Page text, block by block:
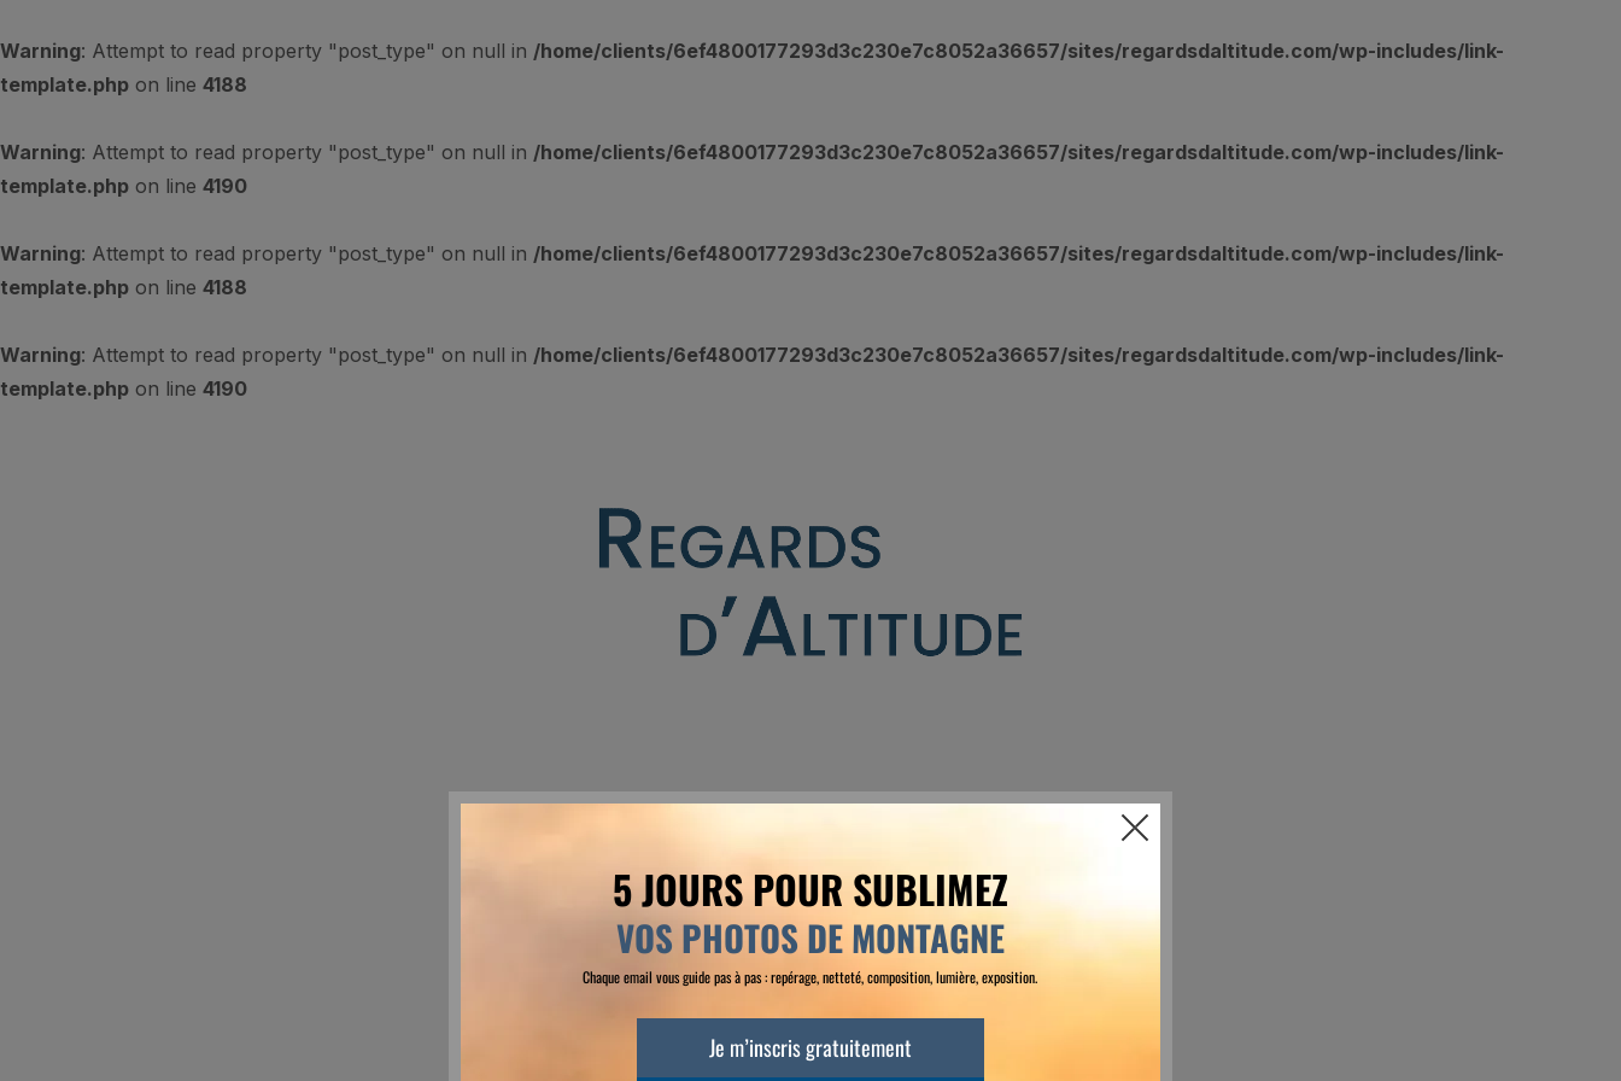
Warning: Attempt to read property "post_type" on null in /home/clients/6ef4800177293d3c230e7c8052a36657/sites/regardsdaltitude.com/wp-includes/link-
template.php on line 4188
Warning: Attempt to read property "post_type" on null in /home/clients/6ef4800177293d3c230e7c8052a36657/sites/regardsdaltitude.com/wp-includes/link-
template.php on line 4190
Warning: Attempt to read property "post_type" on null in /home/clients/6ef4800177293d3c230e7c8052a36657/sites/regardsdaltitude.com/wp-includes/link-
template.php on line 4188
Warning: Attempt to read property "post_type" on null in /home/clients/6ef4800177293d3c230e7c8052a36657/sites/regardsdaltitude.com/wp-includes/link-
template.php on line 4190
Accueil A propos Contact